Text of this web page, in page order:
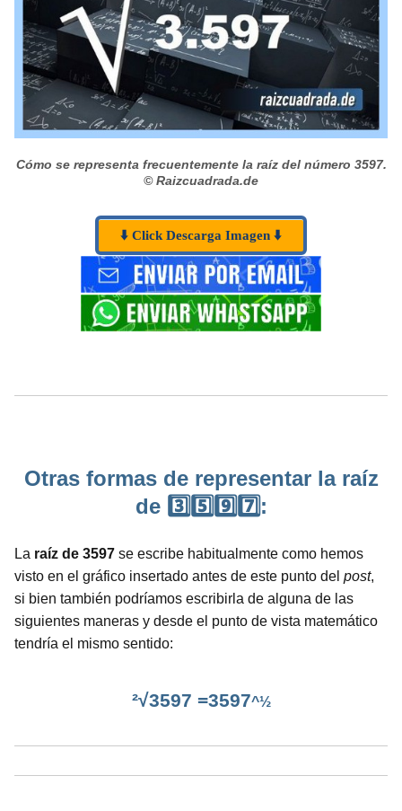
Cómo se representa frecuentemente la raíz del número 3597.
© Raizcuadrada.de
⬇️ Click Descarga Imagen ⬇️
Otras formas de representar la raíz
de 3️⃣5️⃣9️⃣7️⃣:
La raíz de 3597 se escribe habitualmente como hemos
visto en el gráfico insertado antes de este punto del post,
si bien también podríamos escribirla de alguna de las
siguientes maneras y desde el punto de vista matemático
tendría el mismo sentido:
²√3597 =3597^½